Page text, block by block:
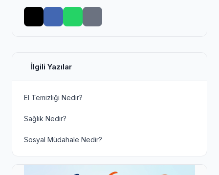
İlgili Yazılar
El Temizliği Nedir?
Sağlık Nedir?
Sosyal Müdahale Nedir?